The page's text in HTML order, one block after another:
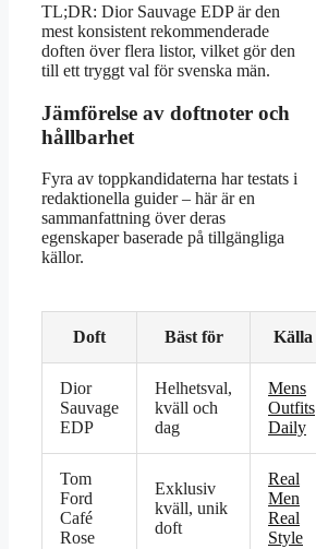
TL;DR: Dior Sauvage EDP är den
mest konsistent rekommenderade
doften över flera listor, vilket gör den
till ett tryggt val för svenska män.
Jämförelse av doftnoter och
hållbarhet
Fyra av toppkandidaterna har testats i
redaktionella guider – här är en
sammanfattning över deras
egenskaper baserade på tillgängliga
källor.
Doft Bäst för Källa
Dior
Sauvage
EDP
Helhetsval,
kväll och
dag
Mens
Outfits
Daily
Tom
Ford
Café
Rose
Exklusiv
kväll, unik
doft
Real
Men
Real
Style